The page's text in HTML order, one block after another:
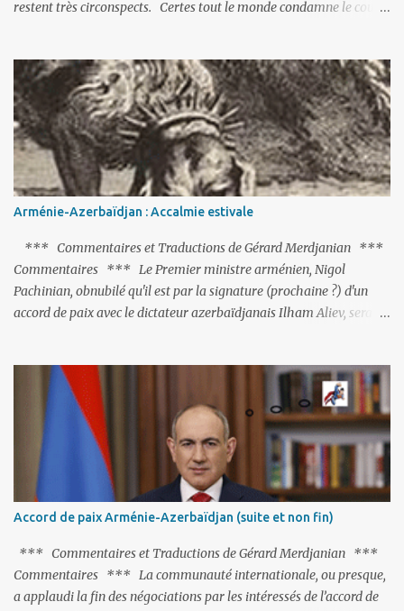
restent très circonspects. Certes tout le monde condamne le coup
actions menées par le président Erdoğan, et pour certains sur la
réalisation du putsch lui-même.
Arménie-Azerbaïdjan : Accalmie estivale
*** Commentaires et Traductions de Gérard Merdjanian ***
Commentaires *** Le Premier ministre arménien, Nigol
Pachinian, obnubilé qu'il est par la signature (prochaine ?) d'un
accord de paix avec le dictateur azerbaïdjanais Ilham Aliev, serait
C'est hélas fort peu probable ; l'Histoire ou la Littérature ne sont
pas ses points forts, pas plus d'ailleurs que les négociations avec le
tandem turco-azéri. Faisant fi de tout ce qui précède la chute de
l'URSS, il est exclusivement intéressé par ce qu'il nomme «
l'Arménie réelle ». Même les trois présidents qu'ils l'ont précédés ne
trouvent pas grâce à ses yeux, les traitant de tous les noms, avant
de les traîner en justice. Et comme les politiciens ne lui suffisent
pas, il s'attaque aux dignitaires de l'Église arménienne, les...
Accord de paix Arménie-Azerbaïdjan (suite et non fin)
*** Commentaires et Traductions de Gérard Merdjanian ***
Commentaires *** La communauté internationale, ou presque,
a applaudi la fin des négociations par les intéressés de l’accord de